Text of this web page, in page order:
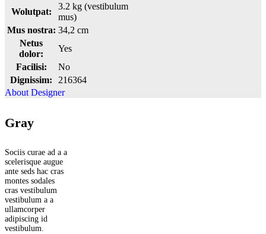
Wolutpat:
3.2 kg (vestibulum
mus)
Mus nostra: 34,2 cm
Netus
dolor:
Yes
Facilisi:
No
Dignissim:
216364
About Designer
Gray
Sociis curae ad a a
scelerisque augue
ante seds hac cras
montes sodales
cras vestibulum
vestibulum a a
ullamcorper
adipiscing id
vestibulum.